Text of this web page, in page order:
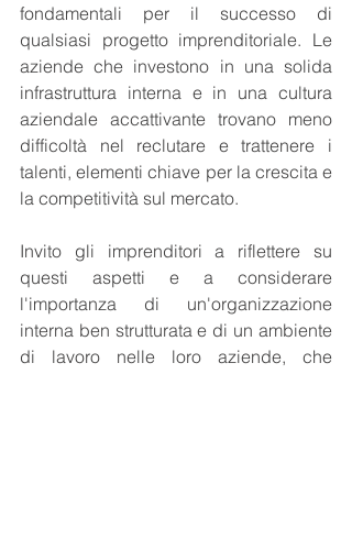
fondamentali per il successo di
qualsiasi progetto imprenditoriale. Le
aziende che investono in una solida
infrastruttura interna e in una cultura
aziendale accattivante trovano meno
difficoltà nel reclutare e trattenere i
talenti, elementi chiave per la crescita e
la competitività sul mercato.
Invito gli imprenditori a riflettere su
questi aspetti e a considerare
l'importanza di un'organizzazione
interna ben strutturata e di un ambiente
di lavoro nelle loro aziende, che